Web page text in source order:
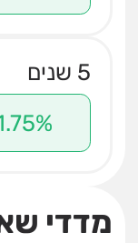
5 שנים
מדדי